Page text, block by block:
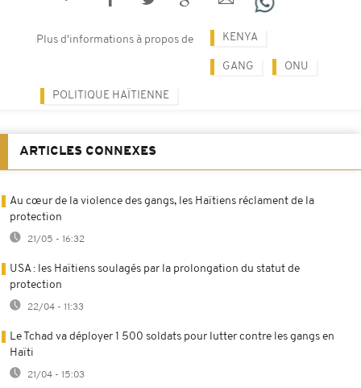
Plus d'informations à propos de KENYA
GANG ONU
POLITIQUE HAÏTIENNE
ARTICLES CONNEXES
Au cœur de la violence des gangs, les Haïtiens réclament de la
protection
21/05 - 16:32
USA : les Haïtiens soulagés par la prolongation du statut de
protection
22/04 - 11:33
Le Tchad va déployer 1 500 soldats pour lutter contre les gangs en
Haïti
21/04 - 15:03